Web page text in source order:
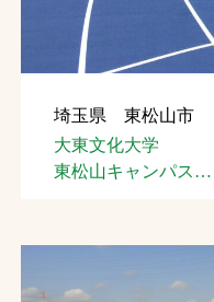
埼玉県 東松山市
大東文化大学
東松山キャンパス